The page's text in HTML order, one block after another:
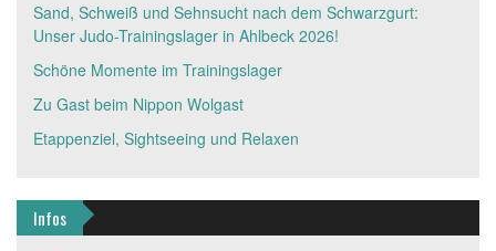
Sand, Schweiß und Sehnsucht nach dem Schwarzgurt:
Unser Judo-Trainingslager in Ahlbeck 2026!
Schöne Momente im Trainingslager
Zu Gast beim Nippon Wolgast
Etappenziel, Sightseeing und Relaxen
Infos